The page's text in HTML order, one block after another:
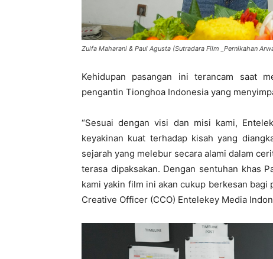
Zulfa Maharani & Paul Agusta (Sutradara Film _Pernikahan
Kehidupan pasangan ini terancam saat
pengantin Tionghoa Indonesia yang
“Sesuai dengan visi dan misi kami,
keyakinan kuat terhadap kisah yang
sejarah yang melebur secara alami dalam
terasa dipaksakan. Dengan sentuhan khas
kami yakin film ini akan cukup berkesan
Creative Officer (CCO) Entelekey Media